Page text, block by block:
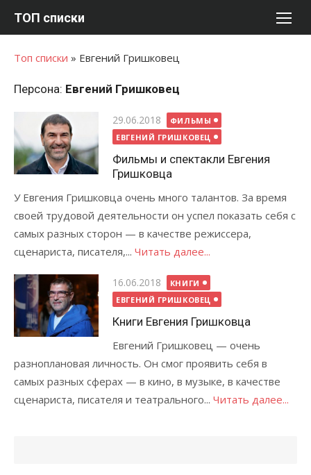
ТОП списки
Топ списки » Евгений Гришковец
Персона: Евгений Гришковец
Опубликовано
29.06.2018
ФИЛЬМЫ
ЕВГЕНИЙ ГРИШКОВЕЦ
Фильмы и спектакли Евгения
Гришковца
У Евгения Гришковца очень много талантов. За время
своей трудовой деятельности он успел показать себя с
самых разных сторон — в качестве режиссера,
сценариста, писателя,... Читать далее...
Опубликовано
16.06.2018
КНИГИ
ЕВГЕНИЙ ГРИШКОВЕЦ
Книги Евгения Гришковца
Евгений Гришковец — очень
разноплановая личность. Он смог проявить себя в
самых разных сферах — в кино, в музыке, в качестве
сценариста, писателя и театрального... Читать далее...